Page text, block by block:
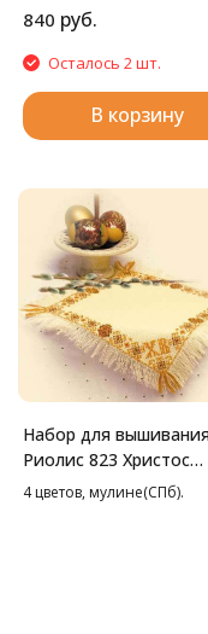
840 руб.
Осталось 2 шт.
В корзину
Набор для
Риолис 823 Христос
Воскресе Салфетка,
4 цветов, мулине(СПб).